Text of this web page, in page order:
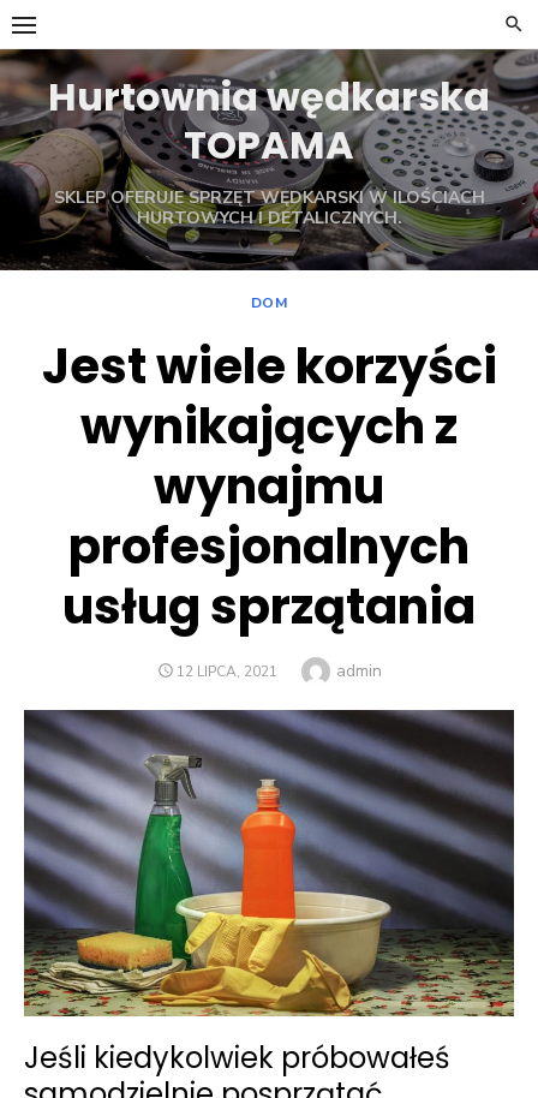
Skip
to
contentHurtownia wędkarska
TOPAMA
SKLEP OFERUJE SPRZĘT WĘDKARSKI W ILOŚCIACH
HURTOWYCH I DETALICZNYCH.
DOM
Jest wiele korzyści
wynikających z
wynajmu
profesjonalnych
usług sprzątania
POSTED
12 LIPCA, 2021 Author
admin
Jeśli kiedykolwiek próbowałeś